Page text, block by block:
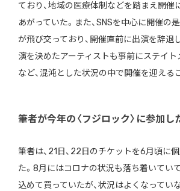
ており、地域の医療体制などを踏まえ開催
あがっていた。また、SNSを中心に開催の
が飛び交っており、開催直前に出演を辞退
演を決めたアーティストも事前にステイト
など、混沌とした状況の中で開催を迎える
筆者が今年の〈フジロック〉に参加し
筆者は、21日、22日のチケットを6月頃に
た。8月にはコロナの状況も落ち着いてい
込めて買っていたが、状況はよくなってい